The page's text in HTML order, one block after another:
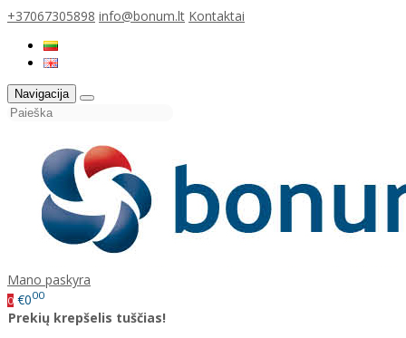
+37067305898 info@bonum.lt Kontaktai
Navigacija
Mano paskyra
0 €000
Prekių krepšelis tuščias!